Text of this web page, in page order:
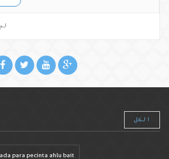
الكل
para pecinta ahlu bait